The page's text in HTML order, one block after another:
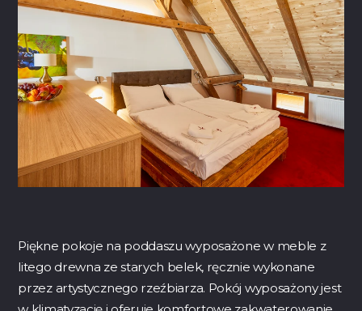
Piękne pokoje na poddaszu wyposażone w meble z
litego drewna ze starych belek, ręcznie wykonane
przez artystycznego rzeźbiarza. Pokój wyposażony jest